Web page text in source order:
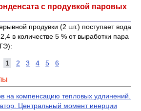
с продувкой паровых
продувки (2 шт.) поступает вода
в количестве 5 % от выработки пара
1 2 3 4 5 6
на компенсацию тепловых удлинений.
Центральный момент инерции